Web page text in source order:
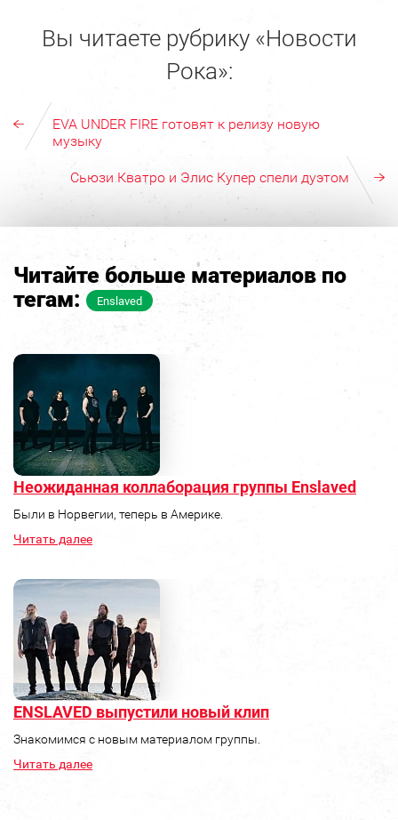
Вы читаете рубрику «Новости
Рока»:
EVA UNDER FIRE готовят к релизу новую
музыку
Сьюзи Кватро и Элис Купер спели дуэтом
Читайте больше материалов по
тегам:
Enslaved
Неожиданная коллаборация группы Enslaved
Были в Норвегии, теперь в Америке.
Читать далее
ENSLAVED выпустили новый клип
Знакомимся с новым материалом группы.
Читать далее